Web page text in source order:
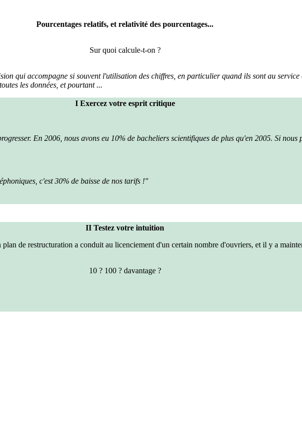
Pourcentages relatifs, et relativité des pourcentages...
Sur quoi calcule-t-on ?
qui accompagne si souvent l'utilisation des chiffres, en particulier quand ils sont au
les données, et pourtant ...
I Exercez votre esprit critique
En 2006, nous avons eu 10% de bacheliers scientifiques de plus qu'en 2005. Si
c'est 30% de baisse de nos tarifs !"
II Testez votre intuition
de restructuration a conduit au licenciement d'un certain nombre d'ouvriers, et il y a
10 ? 100 ? davantage ?